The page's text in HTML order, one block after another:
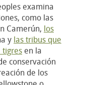
examina
como las
Camerún, los
y las tribus que
tigres en la
conservación
de los